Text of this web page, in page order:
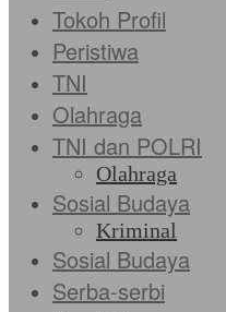
Tokoh Profil
Peristiwa
TNI
Olahraga
TNI dan POLRI
Olahraga
Sosial Budaya
Kriminal
Sosial Budaya
Serba-serbi